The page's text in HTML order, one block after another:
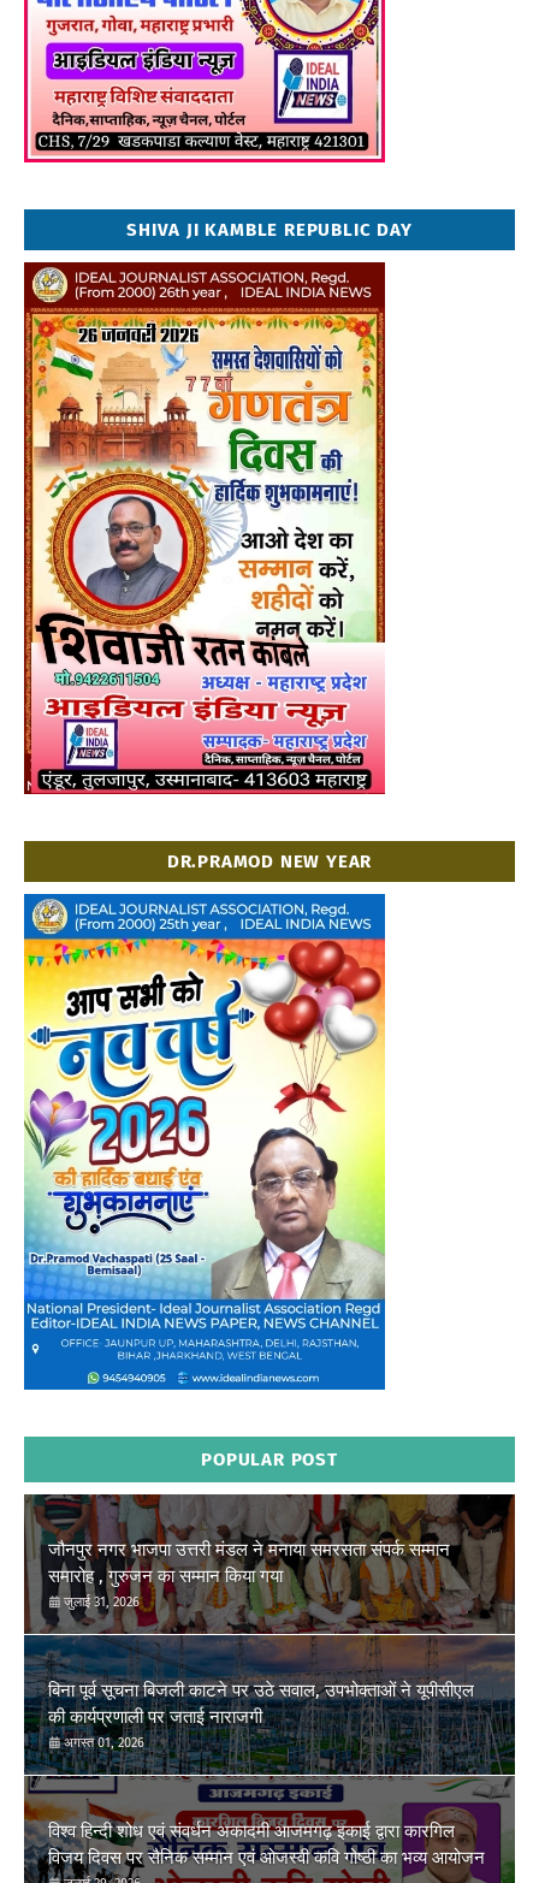
SHIVA JI KAMBLE REPUBLIC DAY
DR.PRAMOD NEW YEAR
POPULAR POST
जौनपुर नगर भाजपा उत्तरी मंडल ने मनाया समरसता संपर्क सम्मान
समारोह , गुरुजन का सम्मान किया गया
जुलाई 31, 2026
बिना पूर्व सूचना बिजली काटने पर उठे सवाल, उपभोक्ताओं ने यूपीसीएल
की कार्यप्रणाली पर जताई नाराजगी
अगस्त 01, 2026
विश्व हिन्दी शोध एवं संवर्धन अकादमी आजमगढ़ इकाई द्वारा कारगिल
विजय दिवस पर सैनिक सम्मान एवं ओजस्वी कवि गोष्ठी का भव्य आयोजन